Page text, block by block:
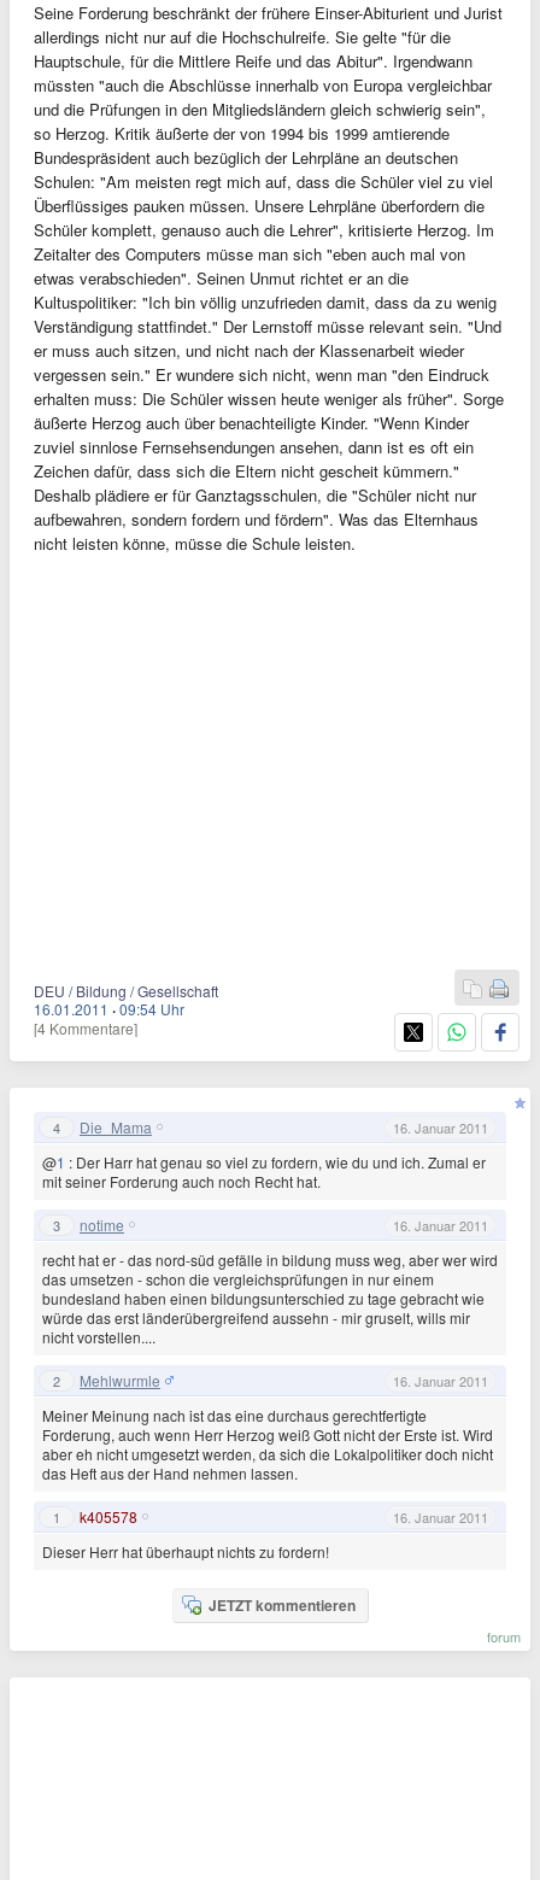
Seine Forderung beschränkt der frühere Einser-Abiturient und Jurist
allerdings nicht nur auf die Hochschulreife. Sie gelte "für die
Hauptschule, für die Mittlere Reife und das Abitur". Irgendwann
müssten "auch die Abschlüsse innerhalb von Europa vergleichbar
und die Prüfungen in den Mitgliedsländern gleich schwierig sein",
so Herzog. Kritik äußerte der von 1994 bis 1999 amtierende
Bundespräsident auch bezüglich der Lehrpläne an deutschen
Schulen: "Am meisten regt mich auf, dass die Schüler viel zu viel
Überflüssiges pauken müssen. Unsere Lehrpläne überfordern die
Schüler komplett, genauso auch die Lehrer", kritisierte Herzog. Im
Zeitalter des Computers müsse man sich "eben auch mal von
etwas verabschieden". Seinen Unmut richtet er an die
Kultuspolitiker: "Ich bin völlig unzufrieden damit, dass da zu wenig
Verständigung stattfindet." Der Lernstoff müsse relevant sein. "Und
er muss auch sitzen, und nicht nach der Klassenarbeit wieder
vergessen sein." Er wundere sich nicht, wenn man "den Eindruck
erhalten muss: Die Schüler wissen heute weniger als früher". Sorge
äußerte Herzog auch über benachteiligte Kinder. "Wenn Kinder
zuviel sinnlose Fernsehsendungen ansehen, dann ist es oft ein
Zeichen dafür, dass sich die Eltern nicht gescheit kümmern."
Deshalb plädiere er für Ganztagsschulen, die "Schüler nicht nur
aufbewahren, sondern fordern und fördern". Was das Elternhaus
nicht leisten könne, müsse die Schule leisten.
DEU / Bildung / Gesellschaft
16.01.2011 ·09:54 Uhr
[4 Kommentare]
4 Die_Mama 16. Januar 2011
@1 : Der Harr hat genau so viel zu fordern, wie du und ich. Zumal er
mit seiner Forderung auch noch Recht hat.
3 notime 16. Januar 2011
recht hat er - das nord-süd gefälle in bildung muss weg, aber wer wird
das umsetzen - schon die vergleichsprüfungen in nur einem
bundesland haben einen bildungsunterschied zu tage gebracht wie
würde das erst länderübergreifend aussehn - mir gruselt, wills mir
nicht vorstellen....
2 Mehlwurmle 16. Januar 2011
Meiner Meinung nach ist das eine durchaus gerechtfertigte
Forderung, auch wenn Herr Herzog weiß Gott nicht der Erste ist. Wird
aber eh nicht umgesetzt werden, da sich die Lokalpolitiker doch nicht
das Heft aus der Hand nehmen lassen.
1 k405578 16. Januar 2011
Dieser Herr hat überhaupt nichts zu fordern!
JETZT kommentieren
forum